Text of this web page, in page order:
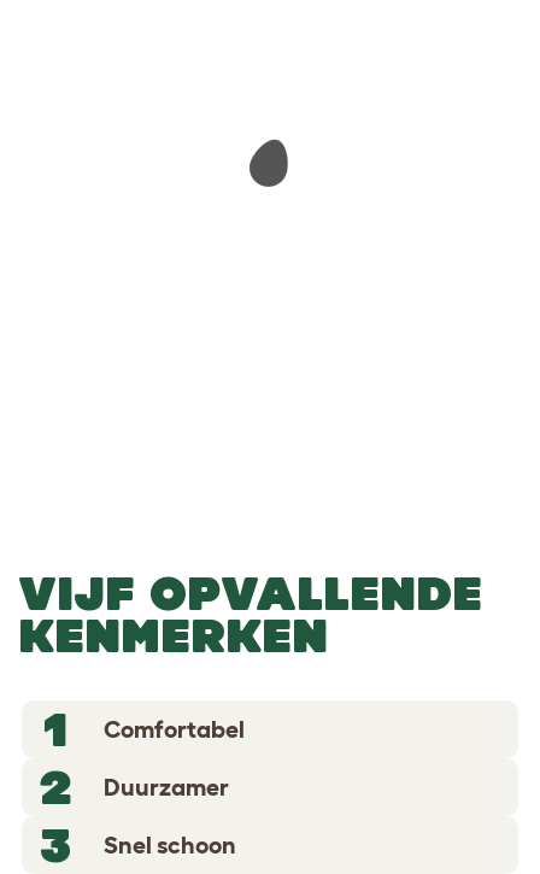
VIJF OPVALLENDE
KENMERKEN
1
Comfortabel
2 Duurzamer
3 Snel schoon